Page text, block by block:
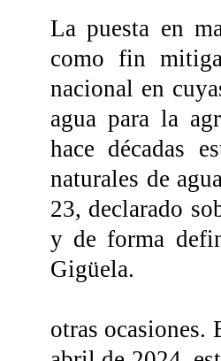
La puesta en
como fin
nacional en
agua para la
hace décadas
naturales de
23, declarado
y de forma
Gigüela.
otras ocasiones.